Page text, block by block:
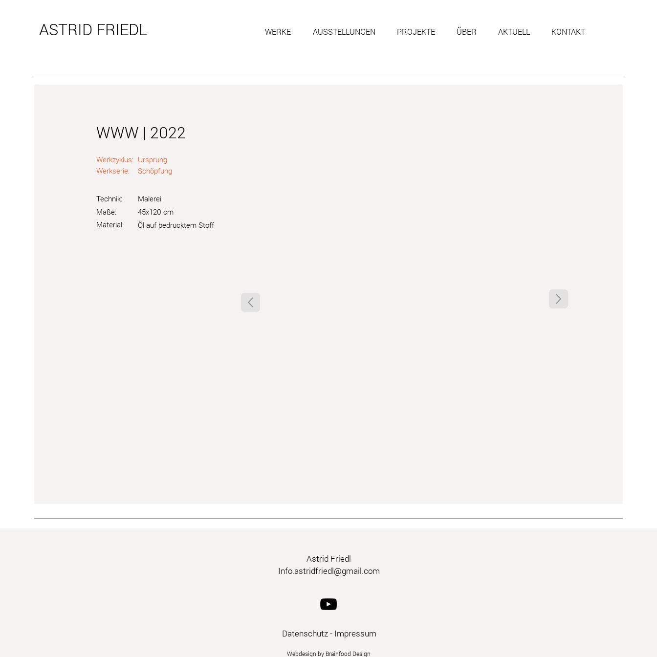
ASTRID FRIEDL WERKE AUSSTELLUNGEN PROJEKTE ÜBER AKTUELL KONTAKT
WWW | 2022
Werkzyklus: Ursprung
Werkserie:
Schöpfung
Technik:
Maße:
Material:
Malerei
45x120 cm
Öl auf bedrucktem Stoff
Astrid Friedl
Info.astridfriedl@gmail.com
Datenschutz- Impressum
Webdesign by Brainfood Design